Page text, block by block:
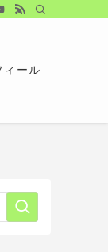
ィール